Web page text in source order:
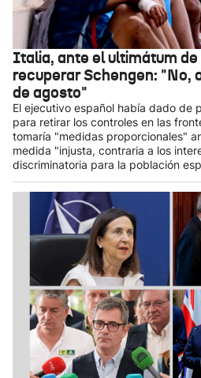
Italia, ante el ultimátum de
recuperar Schengen: "No,
de agosto"
El ejecutivo español había dado de
para retirar los controles en las
tomaría "medidas proporcionales"
medida "injusta, contraria a los
discriminatoria para la población